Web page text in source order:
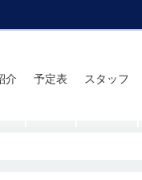
介 予定表 スタッフ